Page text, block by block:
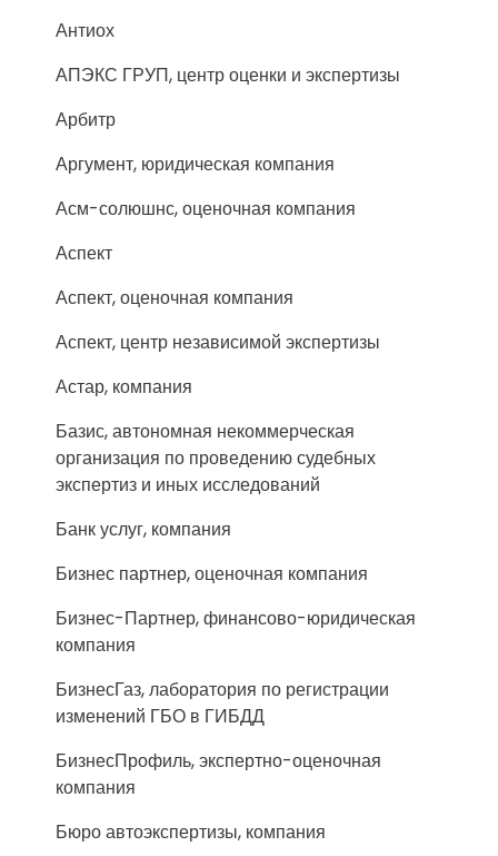
Антиох
АПЭКС ГРУП, центр оценки и экспертизы
Арбитр
Аргумент, юридическая компания
Асм-солюшнс, оценочная компания
Аспект
Аспект, оценочная компания
Аспект, центр независимой экспертизы
Астар, компания
Базис, автономная некоммерческая
организация по проведению судебных
экспертиз и иных исследований
Банк услуг, компания
Бизнес партнер, оценочная компания
Бизнес-Партнер, финансово-юридическая
компания
БизнесГаз, лаборатория по регистрации
изменений ГБО в ГИБДД
БизнесПрофиль, экспертно-оценочная
компания
Бюро автоэкспертизы, компания